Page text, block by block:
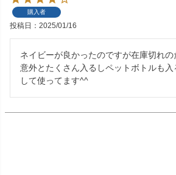
購入者
投稿日 2025/01/16
ネイビーが良かったのですが在庫切れの
意外とたくさん入るしペットボトルも入
して使ってます^^